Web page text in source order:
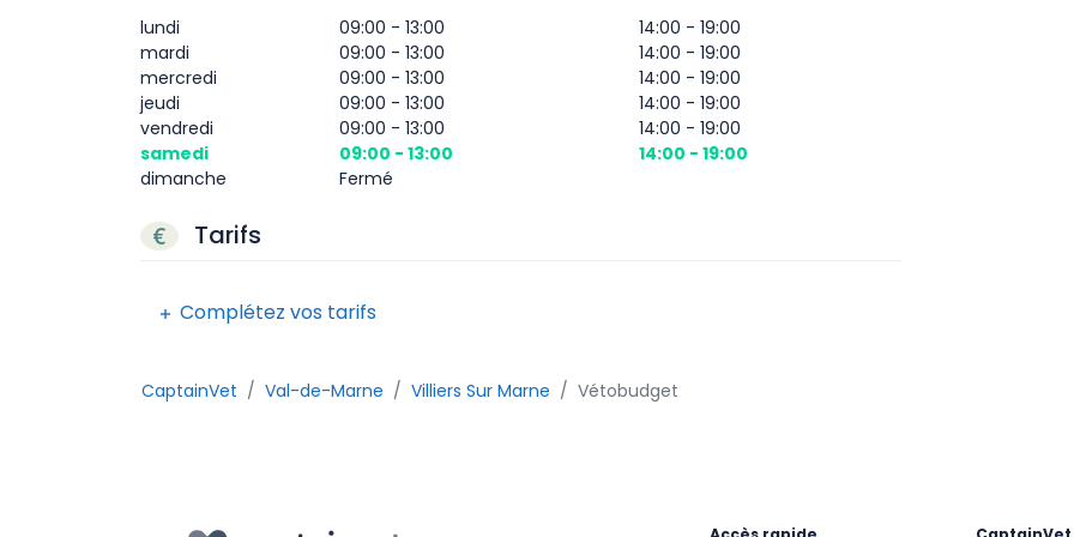
lundi 09:00 - 13:00
14:00 - 19:00
mardi
09:00 - 13:00
14:00 - 19:00
mercredi
09:00 - 13:00
14:00 - 19:00
jeudi
09:00 - 13:00
14:00 - 19:00
vendredi
09:00 - 13:00
14:00 - 19:00
samedi
09:00 - 13:00
14:00 - 19:00
dimanche
Fermé
Tarifs
Complétez vos tarifs
CaptainVet Val-de-Marne Villiers Sur Marne Vétobudget